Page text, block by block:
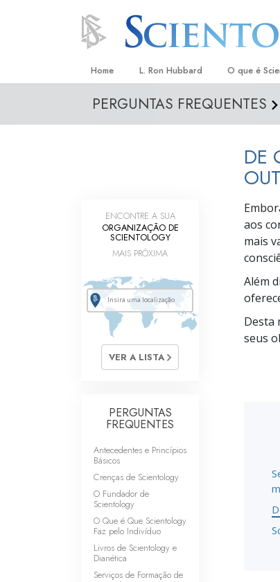
Home L. Ron Hubbard O que é
Crenças e
Aquilo que
sobre
Dentro
Os
Uma
O que é a
PERGUNTAS FREQUENTES
DE
aos
mais
Além
Desta
seus
ENCONTRE A SUA
ORGANIZAÇÃO DE
SCIENTOLOGY
MAIS PRÓXIMA
VER A LISTA
PERGUNTAS
FREQUENTES
Antecedentes e Princípios
Básicos
Crenças de Scientology
O Fundador de
Scientology
O Que é Que Scientology
Faz pelo Indivíduo
Livros de Scientology e
Dianética
Serviços de Formação de